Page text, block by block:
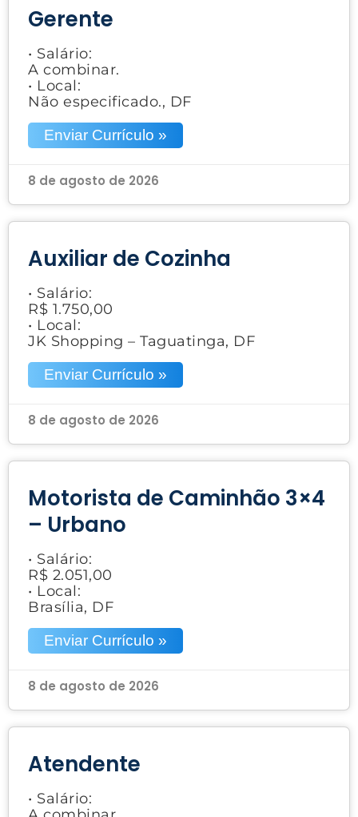
Gerente
• Salário:
A combinar.
• Local:
Não especificado., DF
Enviar Currículo »
8 de agosto de 2026
Auxiliar de Cozinha
• Salário:
R$ 1.750,00
• Local:
JK Shopping – Taguatinga, DF
Enviar Currículo »
8 de agosto de 2026
Motorista de Caminhão 3×4
– Urbano
• Salário:
R$ 2.051,00
• Local:
Brasília, DF
Enviar Currículo »
8 de agosto de 2026
Atendente
• Salário: